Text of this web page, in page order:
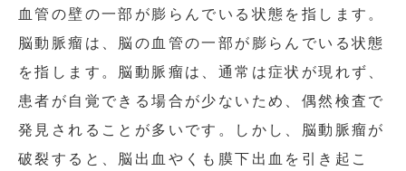
血管の壁の一部が膨らんでいる状態を指します。
脳動脈瘤は、脳の血管の一部が膨らんでいる状態
を指します。脳動脈瘤は、通常は症状が現れず、
患者が自覚できる場合が少ないため、偶然検査で
発見されることが多いです。しかし、脳動脈瘤が
破裂すると、脳出血やくも膜下出血を引き起こ